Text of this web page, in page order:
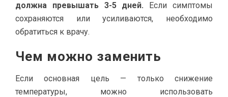
должна превышать 3-5 дней. Если симптомы
сохраняются или усиливаются, необходимо
обратиться к врачу.
Чем можно заменить
Если основная цель — только снижение
температуры, можно использовать